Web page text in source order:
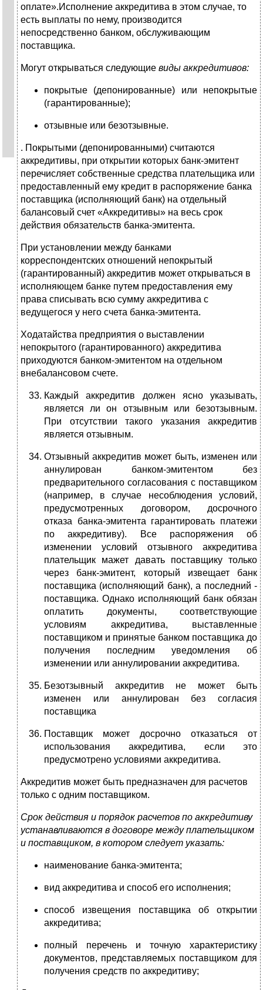
оплате».Исполнение аккредитива в этом случае, то
есть выплаты по нему, производится
непосредственно банком, обслуживающим
поставщика.
Могут открываться следующие виды аккредитивов:
покрытые (депонированные) или непокрытые
(гарантированные);
отзывные или безотзывные.
. Покрытыми (депонированными) считаются
аккредитивы, при открытии которых банк-эмитент
перечисляет собственные средства плательщика или
предоставленный ему кредит в распоряжение банка
поставщика (исполняющий банк) на отдельный
балансовый счет «Аккредитивы» на весь срок
действия обязательств банка-эмитента.
При установлении между банками
корреспондентских отношений непокрытый
(гарантированный) аккредитив может открываться в
исполняющем банке путем предоставления ему
права списывать всю сумму аккредитива с
ведущегося у него счета банка-эмитента.
Ходатайства предприятия о выставлении
непокрытого (гарантированного) аккредитива
приходуются банком-эмитентом на отдельном
внебалансовом счете.
Каждый аккредитив должен ясно указывать,
является ли он отзывным или безотзывным.
При отсутствии такого указания аккредитив
является отзывным.
Отзывный аккредитив может быть, изменен или
аннулирован банком-эмитентом без
предварительного согласования с поставщиком
(например, в случае несоблюдения условий,
предусмотренных договором, досрочного
отказа банка-эмитента гарантировать платежи
по аккредитиву). Все распоряжения об
изменении условий отзывного аккредитива
плательщик мажет давать поставщику только
через банк-эмитент, который извещает банк
поставщика (исполняющий банк), а последний -
поставщика. Однако исполняющий банк обязан
оплатить документы, соответствующие
условиям аккредитива, выставленные
поставщиком и принятые банком поставщика до
получения последним уведомления об
изменении или аннулировании аккредитива.
Безотзывный аккредитив не может быть
изменен или аннулирован без согласия
поставщика
Поставщик может досрочно отказаться от
использования аккредитива, если это
предусмотрено условиями аккредитива.
Аккредитив может быть предназначен для расчетов
только с одним поставщиком.
Срок действия и порядок расчетов по аккредитиву
устанавливаются в договоре между плательщиком
и поставщиком, в котором следует указать:
наименование банка-эмитента;
вид аккредитива и способ его исполнения;
способ извещения поставщика об открытии
аккредитива;
полный перечень и точную характеристику
документов, представляемых поставщиком для
получения средств по аккредитиву;